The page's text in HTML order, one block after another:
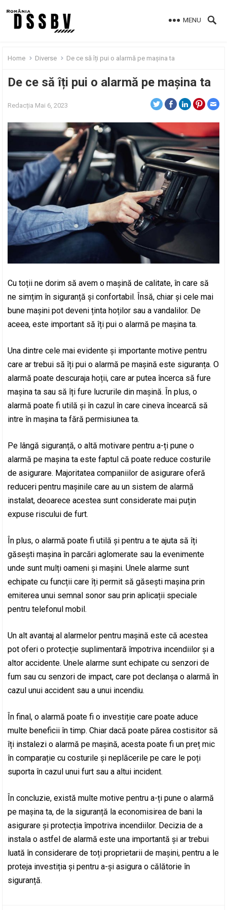
MENU
Home Diverse De ce să îți pui o alarmă pe mașina ta
De ce să îți pui o alarmă pe mașina ta
Redacția Mai 6, 2023
Cu toții ne dorim să avem o mașină de calitate, în care să
ne simțim în siguranță și confortabil. Însă, chiar și cele mai
bune mașini pot deveni ținta hoților sau a vandalilor. De
aceea, este important să îți pui o alarmă pe mașina ta.
Una dintre cele mai evidente și importante motive pentru
care ar trebui să îți pui o alarmă pe mașină este siguranța. O
alarmă poate descuraja hoții, care ar putea încerca să fure
mașina ta sau să îți fure lucrurile din mașină. În plus, o
alarmă poate fi utilă și în cazul în care cineva încearcă să
intre în mașina ta fără permisiunea ta.
Pe lângă siguranță, o altă motivare pentru a-ți pune o
alarmă pe mașina ta este faptul că poate reduce costurile
de asigurare. Majoritatea companiilor de asigurare oferă
reduceri pentru mașinile care au un sistem de alarmă
instalat, deoarece acestea sunt considerate mai puțin
expuse riscului de furt.
În plus, o alarmă poate fi utilă și pentru a te ajuta să îți
găsești mașina în parcări aglomerate sau la evenimente
unde sunt mulți oameni și mașini. Unele alarme sunt
echipate cu funcții care îți permit să găsești mașina prin
emiterea unui semnal sonor sau prin aplicații speciale
pentru telefonul mobil.
Un alt avantaj al alarmelor pentru mașină este că acestea
pot oferi o protecție suplimentară împotriva incendiilor și a
altor accidente. Unele alarme sunt echipate cu senzori de
fum sau cu senzori de impact, care pot declanșa o alarmă în
cazul unui accident sau a unui incendiu.
În final, o alarmă poate fi o investiție care poate aduce
multe beneficii în timp. Chiar dacă poate părea costisitor să
îți instalezi o alarmă pe mașină, acesta poate fi un preț mic
în comparație cu costurile și neplăcerile pe care le poți
suporta în cazul unui furt sau a altui incident.
În concluzie, există multe motive pentru a-ți pune o alarmă
pe mașina ta, de la siguranță la economisirea de bani la
asigurare și protecția împotriva incendiilor. Decizia de a
instala o astfel de alarmă este una importantă și ar trebui
luată în considerare de toți proprietarii de mașini, pentru a le
proteja investiția și pentru a-și asigura o călătorie în
siguranță.